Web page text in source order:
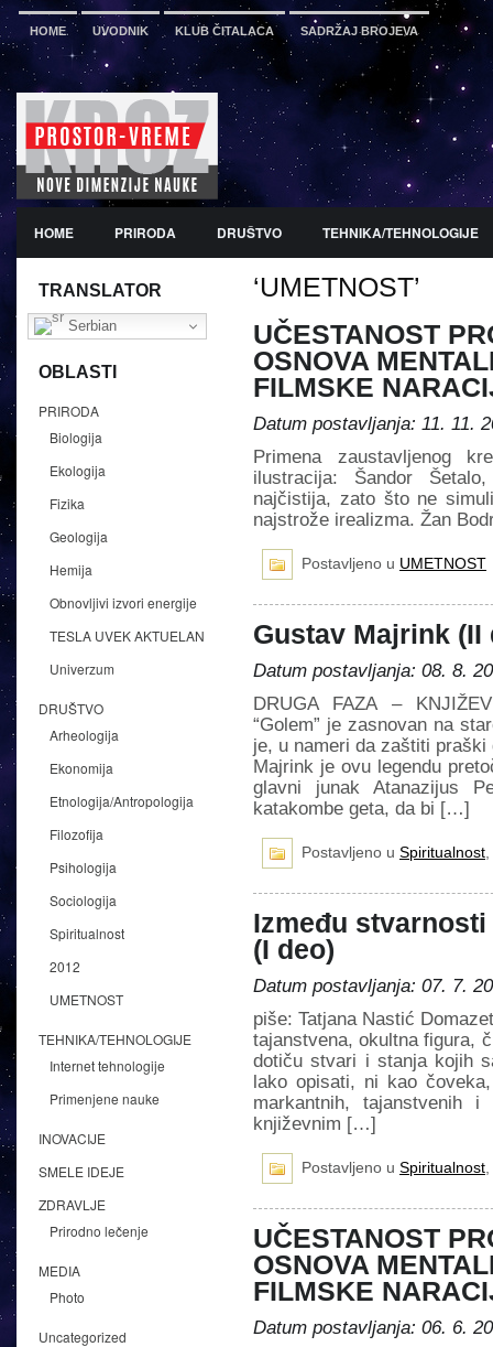
HOME UVODNIK KLUB ČITALACA SADRŽAJ BROJEVA
HOME PRIRODA DRUŠTVO TEHNIKA/TEHNOLOGIJE
PDF BROJ 12 PREDSTAVLJANJE KNJIGA PROMO
TRANSLATOR
Serbian
OBLASTI
PRIRODA
Biologija
Ekologija
Fizika
Geologija
Hemija
Obnovljivi izvori energije
TESLA UVEK AKTUELAN
Univerzum
DRUŠTVO
Arheologija
Ekonomija
Etnologija/Antropologija
Filozofija
Psihologija
Sociologija
Spiritualnost
2012
UMETNOST
TEHNIKA/TEHNOLOGIJE
Internet tehnologije
Primenjene nauke
INOVACIJE
SMELE IDEJE
ZDRAVLJE
Prirodno lečenje
MEDIA
Photo
Uncategorized
‘UMETNOST’
UČESTANOST
OSNOVA
FILMSKE
Datum postavljanja: 11. 11.
Primena zaustavljenog
ilustracija: Šandor
najčistija, zato što ne
najstrože irealizma. Žan
Postavljeno u UMETNOST
Gustav Majrink (II
Datum postavljanja: 08. 8.
DRUGA FAZA –
“Golem” je zasnovan na
je, u nameri da zaštiti
Majrink je ovu legendu
glavni junak Atanazijus
katakombe geta, da bi […]
Postavljeno u Spiritualnost
Između
(I deo)
Datum postavljanja: 07. 7.
piše: Tatjana Nastić
tajanstvena, okultna figura,
dotiču stvari i stanja kojih
lako opisati, ni kao
markantnih, tajanstvenih
književnim […]
Postavljeno u Spiritualnost
UČESTANOST
OSNOVA
FILMSKE
Datum postavljanja: 06. 6.